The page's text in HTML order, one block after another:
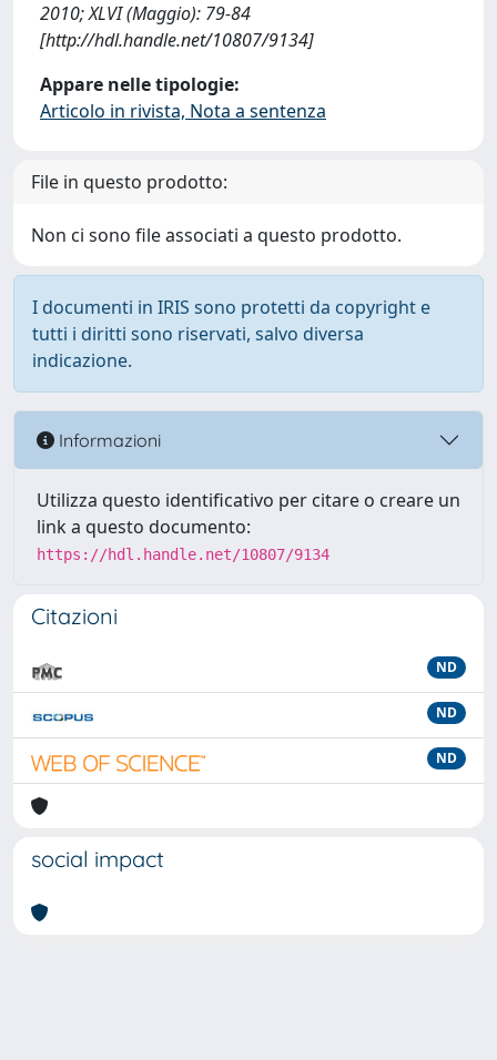
2010; XLVI (Maggio): 79-84
[http://hdl.handle.net/10807/9134]
Appare nelle tipologie:
Articolo in rivista, Nota a sentenza
File in questo prodotto:
Non ci sono file associati a questo prodotto.
I documenti in IRIS sono protetti da copyright e
tutti i diritti sono riservati, salvo diversa
indicazione.
Informazioni
Utilizza questo identificativo per citare o creare un
link a questo documento:
https://hdl.handle.net/10807/9134
Citazioni
ND
ND
ND
social impact